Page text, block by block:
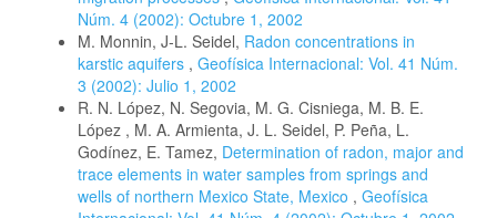
Núm. 4 (2002): Octubre 1, 2002
M. Monnin, J-L. Seidel, Radon concentrations in
karstic aquifers , Geofísica Internacional: Vol. 41 Núm.
3 (2002): Julio 1, 2002
R. N. López, N. Segovia, M. G. Cisniega, M. B. E.
López , M. A. Armienta, J. L. Seidel, P. Peña, L.
Godínez, E. Tamez, Determination of radon, major and
trace elements in water samples from springs and
wells of northern Mexico State, Mexico , Geofísica